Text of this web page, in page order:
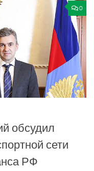
0
обсудил
сети
РФ